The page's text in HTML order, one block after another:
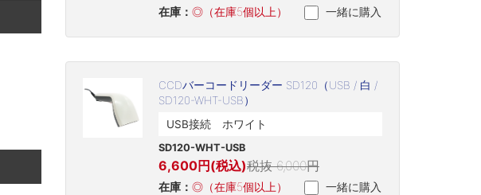
在庫： ◎（在庫5個以上） 一緒に購入
CCDバーコードリーダー SD120（USB / 白 /
SD120-WHT-USB）
USB接続 ホワイト
SD120-WHT-USB
6,600円(税込)税抜 6,000円
在庫： ◎（在庫5個以上） 一緒に購入